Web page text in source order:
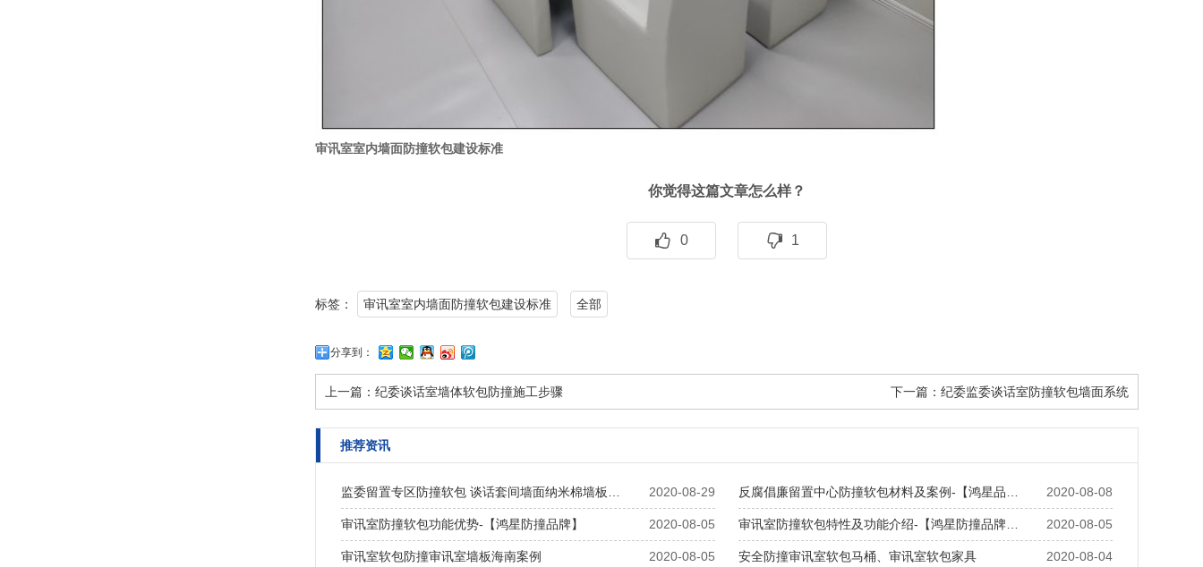
审讯室室内墙面防撞软包建设标准
你觉得这篇文章怎么样？
0 1
标签： 审讯室室内墙面防撞软包建设标准 全部
分享到：
上一篇： 纪委谈话室墙体软包防撞施工步骤 下一篇： 纪委监委谈话室防撞软包墙面系统
推荐资讯
2020-08-29
监委留置专区防撞软包 谈话套间墙面纳米棉墙板… 2020-08-08
反腐倡廉留置中心防撞软包材料及案例-【鸿星品…
2020-08-05
审讯室防撞软包功能优势-【鸿星防撞品牌】 2020-08-05
审讯室防撞软包特性及功能介绍-【鸿星防撞品牌…
2020-08-05
审讯室软包防撞审讯室墙板海南案例 2020-08-04
安全防撞审讯室软包马桶、审讯室软包家具